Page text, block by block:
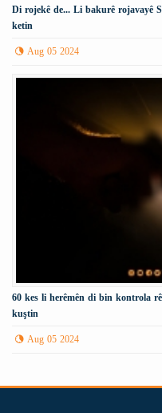
Di rojekê de... Li bakurê rojavayê
ketin
Aug 05 2024
60 kes li herêmên di bin kontrola
kuştin
Aug 05 2024